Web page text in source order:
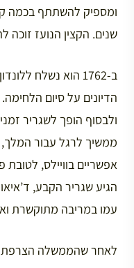
ומספיק להשתתף בכמה
שנים. הקצין הנועז זוכה
ב-1762 הוא נשלח
הדיונים על סיום
ולבסוף הופך לשגריר
ממשיך לרגל עבור המלך,
אפשריים בוויילס, לטובת
הגיע שגריר הקבע,
עמו במריבה מתוקשרת
לאחר שהממשלה